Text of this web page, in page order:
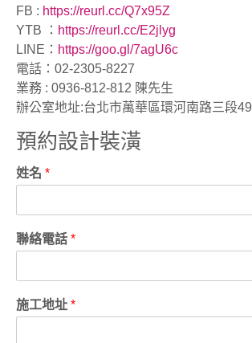
FB : https://reurl.cc/Q7x95Z
YTB ： https://reurl.cc/E2jlyg
LINE： https://goo.gl/7agU6c
電話：02-2305-8227
業務 : 0936-812-812 陳先生
辦公室地址:台北市萬華區環河南路三段
預約設計裝潢
姓名 *
聯絡電話 *
施工地址 *